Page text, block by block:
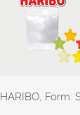
HARIBO, Form: